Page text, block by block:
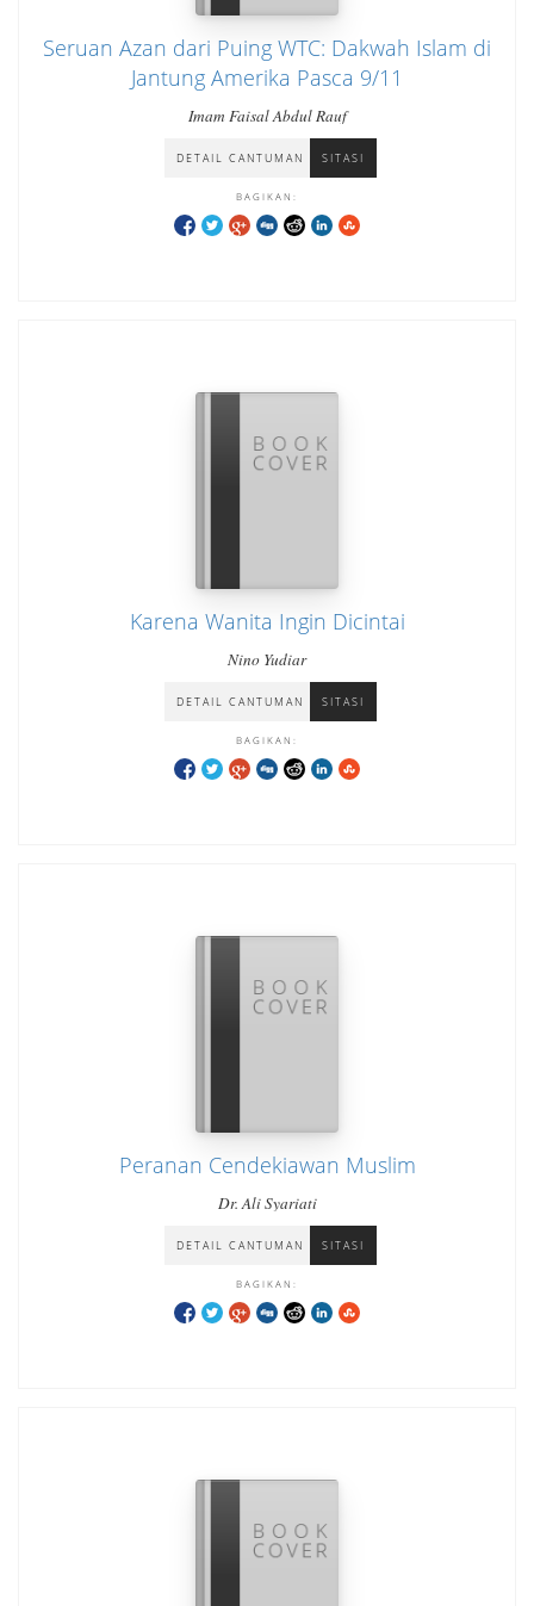
Seruan Azan dari Puing WTC: Dakwah Islam di
Jantung Amerika Pasca 9/11
Imam Faisal Abdul Rauf
DETAIL CANTUMAN SITASI
BAGIKAN:
Karena Wanita Ingin Dicintai
Nino Yudiar
DETAIL CANTUMAN SITASI
BAGIKAN:
Peranan Cendekiawan Muslim
Dr. Ali Syariati
DETAIL CANTUMAN SITASI
BAGIKAN: